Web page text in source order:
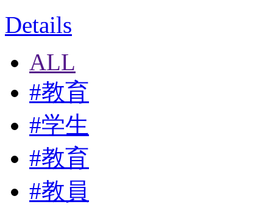
Details
ALL
#教育
#学生
#教育
#教員